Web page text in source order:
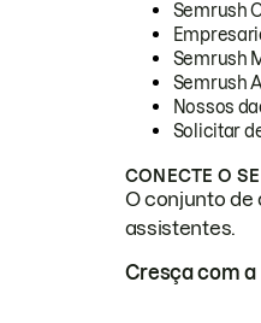
Semrush
Semrush
Semrush
Nossos
Solicitar
CONECTE O
O conjunto de
assistentes.
Cresça com a